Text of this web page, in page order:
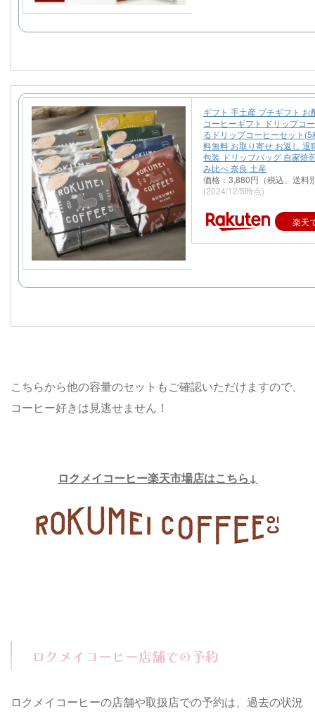
ギフト 手土産 プチギフト お
コーヒーギフト ドリップコ
るドリップコーヒーセット
料無料 お取り寄せ お返し 退
包装 ドリップバッグ 自家焙
み比べ 奈良 土産
価格：3,880円（税込、送料
(2024/12/5時点)
楽天
こちらから他の容量のセットもご確認いただけますので、
コーヒー好きは見逃せません！
ロクメイコーヒー楽天市場店はこちら↓
ロクメイコーヒー店舗での予約
ロクメイコーヒーの店舗や取扱店での予約は、過去の状況